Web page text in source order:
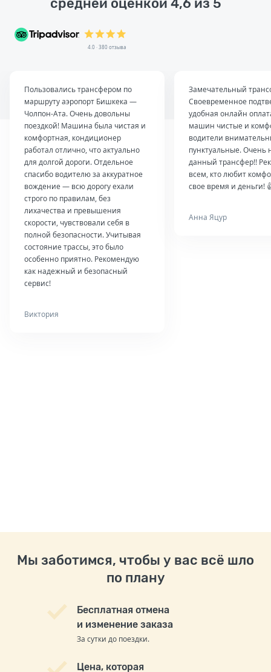
средней оценкой 4,6 из 5
4.0 · 380 отзыва
Пользовались трансфером по
маршруту аэропорт Бишкека —
Чолпон-Ата. Очень довольны
поездкой! Машина была чистая и
комфортная, кондиционер
работал отлично, что актуально
для долгой дороги. Отдельное
спасибо водителю за аккуратное
вождение — всю дорогу ехали
строго по правилам, без
лихачества и превышения
скорости, чувствовали себя в
полной безопасности. Учитывая
состояние трассы, это было
особенно приятно. Рекомендую
как надежный и безопасный
сервис!
Виктория
Замечательный
Своевременное
удобная онлайн
машин чистые и
водители
пунктуальные. Очень
данный трансфер!!
всем, кто любит
свое время и деньги!
Анна Яцур
Мы заботимся, чтобы у вас всё шло
по плану
Бесплатная отмена
и изменение заказа
За сутки до поездки.
Цена, которая